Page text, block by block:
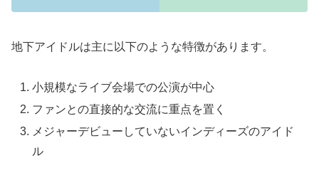
地下アイドルは主に以下のような特徴があります。
小規模なライブ会場での公演が中心
ファンとの直接的な交流に重点を置く
メジャーデビューしていないインディーズのアイド
ル